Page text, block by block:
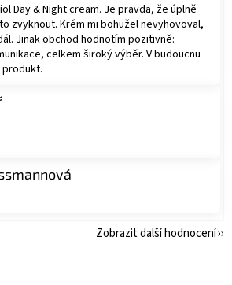
Day & Night cream. Je pravda, že úplně
zvyknout. Krém mi bohužel nevyhovoval,
Jinak obchod hodnotím pozitivně:
celkem široký výběr. V budoucnu
produkt.
je 5 z 5 hvězdiček.
je 5 z 5 hvězdiček.
Zobrazit další hodnocení